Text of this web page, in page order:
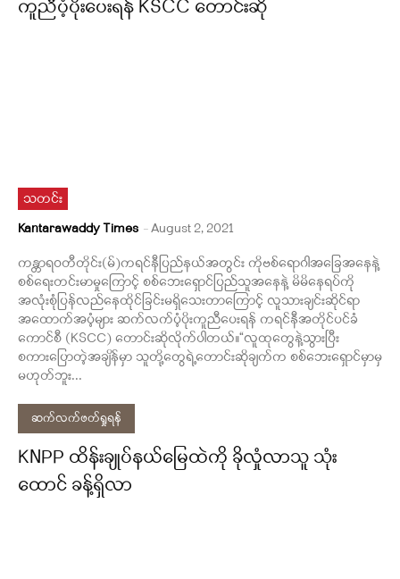
ကူညီပံ့ပိုးပေးရန် KSCC တောင်းဆို
သတင်း
Kantarawaddy Times -August 2, 2021
ကန္တာရဝတီတိုင်း(မ်)ကရင်နီပြည်နယ်အတွင်း ကိုဗစ်ရောဂါအခြေအနေနဲ့
စစ်ရေးတင်းမာမှုကြောင့် စစ်ဘေးရှောင်ပြည်သူအနေနဲ့ မိမိနေရပ်ကို
အလုံးစုံပြန်လည်နေထိုင်ခြင်းမရှိသေးတာကြောင့် လူသားချင်းဆိုင်ရာ
အထောက်အပံ့များ ဆက်လက်ပံ့ပိုးကူညီပေးရန် ကရင်နီအတိုင်ပင်ခံ
ကောင်စီ (KSCC) တောင်းဆိုလိုက်ပါတယ်။“လူထုတွေနဲ့သွားပြီး
စကားပြောတဲ့အချိန်မှာ သူတို့တွေရဲ့တောင်းဆိုချက်က စစ်ဘေးရှောင်မှာမှ
မဟုတ်ဘူး...
ဆက်လက်ဖတ်ရှုရန်
KNPP ထိန်းချုပ်နယ်မြေထဲကို ခိုလှုံလာသူ သုံး
ထောင် ခန့်ရှိလာ